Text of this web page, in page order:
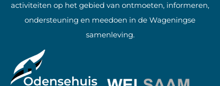
activiteiten op het gebied van ontmoeten, informeren,
ondersteuning en meedoen in de Wageningse
samenleving.